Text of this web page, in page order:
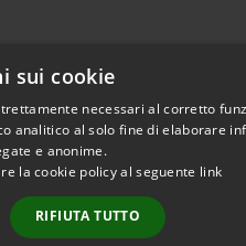
Copyright © 2021 •
sui cookie
necessari al corretto
analitico al solo fine di elaborare
e anonime.
la cookie policy al seguente link
RIFIUTA TUTTO